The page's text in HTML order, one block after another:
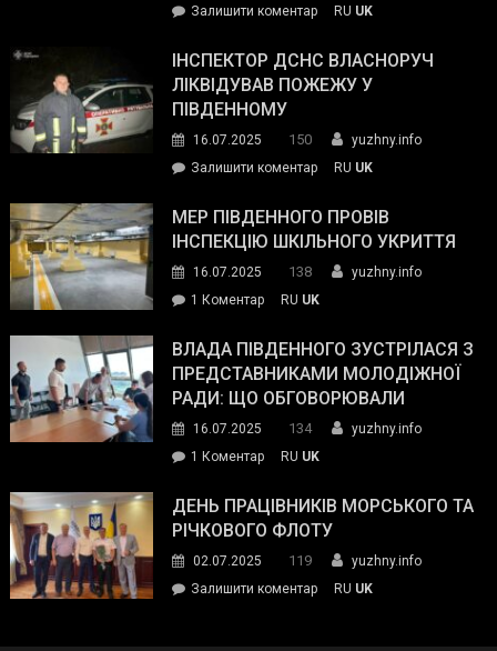
допомогу
Залишити коментарon
провів
нараду
силових
та
органів:
«Наш
спільний
окупанти.
Маємо
діяти
команда
RU UK
ІНСПЕКТОР ДСНС ВЛАСНОРУЧ
ЛІКВІДУВАВ ПОЖЕЖУ У
ПІВДЕННОМУ
16.07.2025 150
yuzhny.info
Залишити коментарon
ДСНС
власноруч
пожежу
у
RU UK
МЕР ПІВДЕННОГО ПРОВІВ
ІНСПЕКЦІЮ ШКІЛЬНОГО УКРИТТЯ
16.07.2025 138
yuzhny.info
1 Коментардо
Південного
провів
інспекцію
укриття
RU UK
ВЛАДА ПІВДЕННОГО ЗУСТРІЛАСЯ З
ПРЕДСТАВНИКАМИ МОЛОДІЖНОЇ
РАДИ: ЩО ОБГОВОРЮВАЛИ
16.07.2025 134
yuzhny.info
1 Коментардо
Південного
зустрілася
представниками
молодіжної
RU UK
ДЕНЬ ПРАЦІВНИКІВ МОРСЬКОГО ТА
РІЧКОВОГО ФЛОТУ
02.07.2025 119
yuzhny.info
Залишити коментарon
RU UK